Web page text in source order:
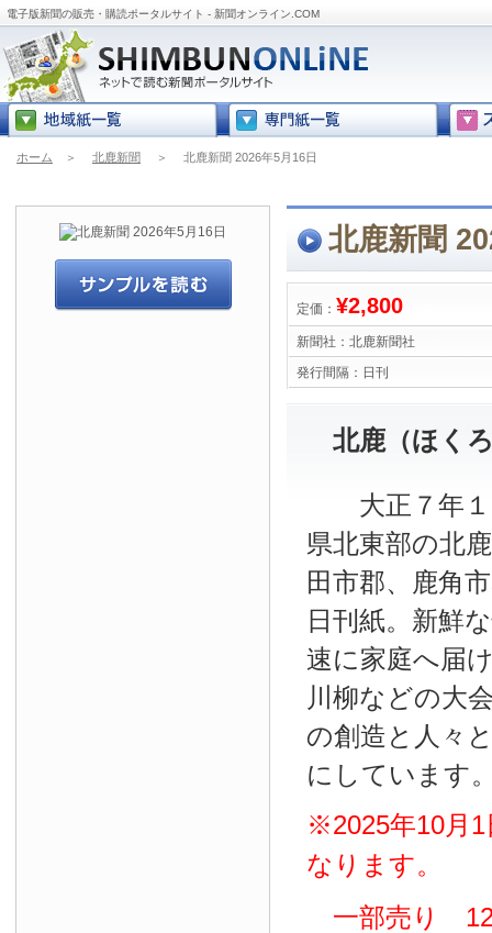
電子版新聞の販売・購読ポータルサイト - 新聞オンライン.COM
ホーム ＞ 北鹿新聞 ＞ 北鹿新聞 2026年5月16日
北鹿新聞
定価： ¥2,800
新聞社： 北鹿新聞社
発行間隔： 日刊
北鹿（ほく
大正７年１
県北東部の北
田市郡、鹿角
日刊紙。新鮮
速に家庭へ届
川柳などの大
の創造と人々
にしています
※2025年10月
なります。
一部売り